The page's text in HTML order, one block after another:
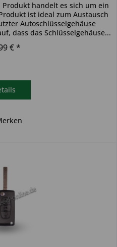
handelt es sich um ein
ist ideal zum Austausch
Autoschlüsselgehäuse
dass das Schlüsselgehäuse...
€ *